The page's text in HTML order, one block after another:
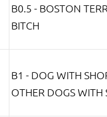
B0.5 - BOSTON
BITCH
B1 - DOG WITH
OTHER DOGS WITH